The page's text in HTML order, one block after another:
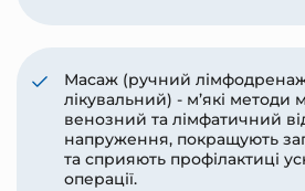
Масаж (ручний
лікувальний) - м’які
венозний та лімфатичний
напруження, покращують
та сприяють профілактиці
операції.